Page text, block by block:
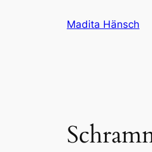
Madita Hänsch